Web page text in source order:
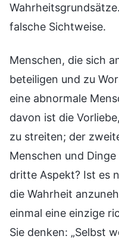
falsche Sichtweise.
Menschen, die sich
beteiligen und zu
eine abnormale
davon ist die
zu streiten; der
Menschen und
dritte Aspekt? Ist es
die Wahrheit
einmal eine einzige
Sie denken: „Selbst